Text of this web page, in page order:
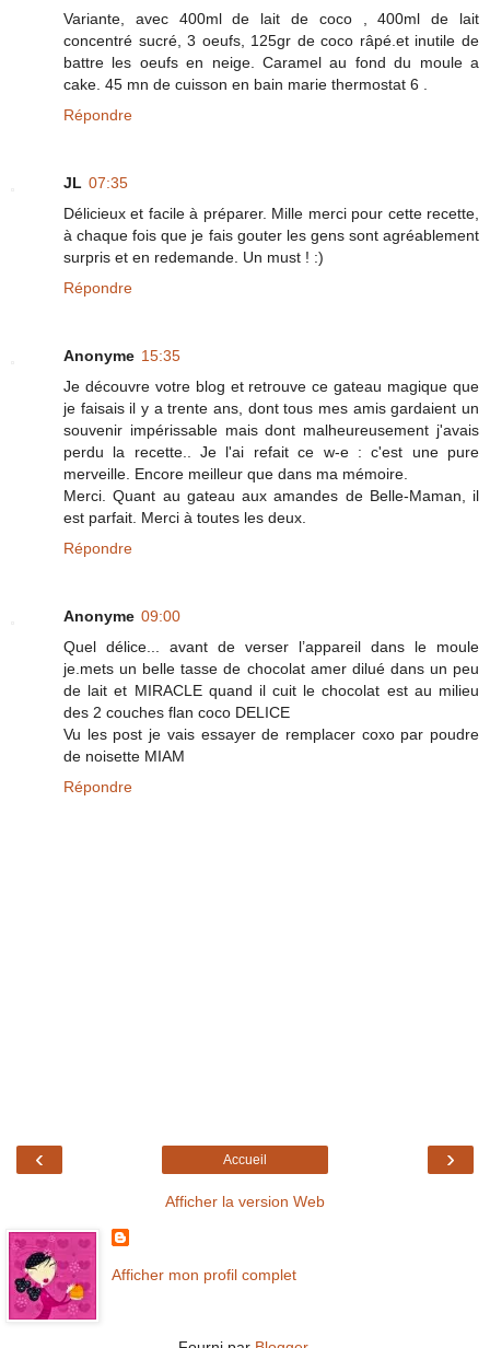
Variante, avec 400ml de lait de coco , 400ml de lait
concentré sucré, 3 oeufs, 125gr de coco râpé.et inutile de
battre les oeufs en neige. Caramel au fond du moule a
cake. 45 mn de cuisson en bain marie thermostat 6 .
Répondre
JL 07:35
Délicieux et facile à préparer. Mille merci pour cette recette,
à chaque fois que je fais gouter les gens sont agréablement
surpris et en redemande. Un must ! :)
Répondre
Anonyme 15:35
Je découvre votre blog et retrouve ce gateau magique que
je faisais il y a trente ans, dont tous mes amis gardaient un
souvenir impérissable mais dont malheureusement j'avais
perdu la recette.. Je l'ai refait ce w-e : c'est une pure
merveille. Encore meilleur que dans ma mémoire.
Merci. Quant au gateau aux amandes de Belle-Maman, il
est parfait. Merci à toutes les deux.
Répondre
Anonyme 09:00
Quel délice... avant de verser l’appareil dans le moule
je.mets un belle tasse de chocolat amer dilué dans un peu
de lait et MIRACLE quand il cuit le chocolat est au milieu
des 2 couches flan coco DELICE
Vu les post je vais essayer de remplacer coxo par poudre
de noisette MIAM
Répondre
‹ ›
Accueil
Afficher la version Web
Afficher mon profil complet